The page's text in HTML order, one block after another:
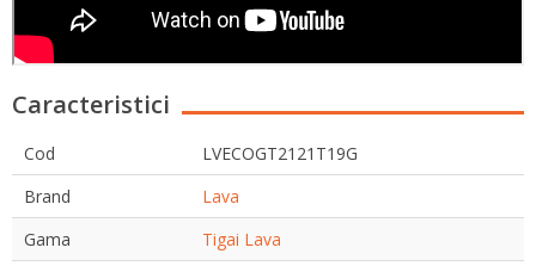
Caracteristici
Cod
LVECOGT2121T19G
Brand
Lava
Gama
Tigai Lava